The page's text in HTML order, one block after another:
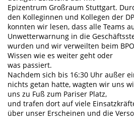
Epizentrum Großraum Stuttgart.
den Kolleginnen und Kollegen der
konnten wir lesen, dass alle Teams
Unwetterwarnung in die
wurden und wir verweilten beim
Wissen wie es weiter geht oder
was passiert.
Nachdem sich bis 16:30 Uhr außer
nichts getan hatte, wagten wir uns
uns zu Fuß zum Pariser Platz,
und trafen dort auf viele
über unser Erscheinen und die